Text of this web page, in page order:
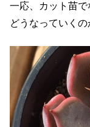
一応、カット苗
どうなっていくの